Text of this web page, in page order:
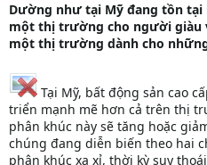
Dường như tại Mỹ đang tồn
một thị trường cho người giàu
một thị trường dành cho
Tại Mỹ, bất động sản cao
triển mạnh mẽ hơn cả trên thị
phân khúc này sẽ tăng hoặc
chúng đang diễn biến theo hai
phân khúc xa xỉ, thời kỳ suy